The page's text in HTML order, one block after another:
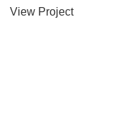
View Project